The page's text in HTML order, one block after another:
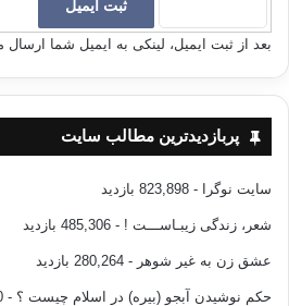
بعد از ثبت ایمیل، لینکی به ایمیل شما ارسال
پربازدیدترین مطالب سایت
سایت نوگرا - 823,898 بازدید
شعر، زندگی زیبـاســـت ! - 485,306 بازدید
عشق زن به غیر شوهر - 280,264 بازدید
حکم نوشیدن آبجو (بیره) در اسلام چیست ؟ - 271,330 بازدید